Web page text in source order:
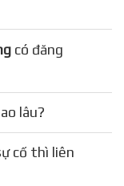
có đăng
lâu?
cố thì liên